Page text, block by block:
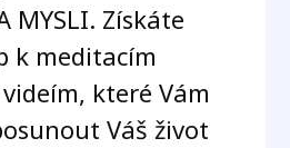
MYSLI. Získáte
k meditacím
které Vám
Váš život